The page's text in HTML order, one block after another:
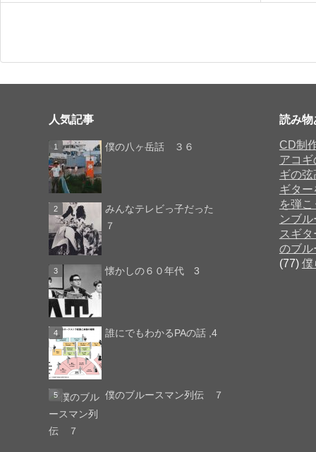
人気記事
僕の八ヶ岳話 ３６
みんなテレビっ子だった
７
懐かしの６０年代 3
誰にでもわかるPAの話 ,4
僕のブルースマン列伝 ７
読み物
CD制
アコ
ギの
ギタ
を弾
ンブ
スギ
のブル
(77) 僕